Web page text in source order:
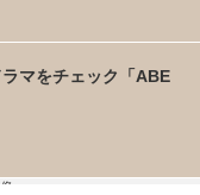
マをチェック「ABE